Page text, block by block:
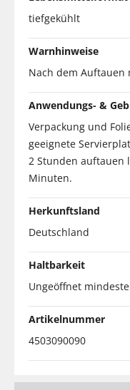
tiefgekühlt
Warnhinweise
Nach dem
Anwendungs- &
Verpackung und
geeignete
2 Stunden auftauen
Minuten.
Herkunftsland
Deutschland
Haltbarkeit
Ungeöffnet
Artikelnummer
4503090090